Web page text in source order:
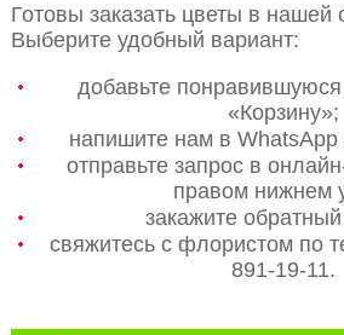
Готовы заказать цветы в нашей
Выберите удобный вариант:
добавьте
«Корзину»;
напишите нам в WhatsApp
отправьте запрос в
правом нижнем
закажите
свяжитесь с флористом по
891-19-11.